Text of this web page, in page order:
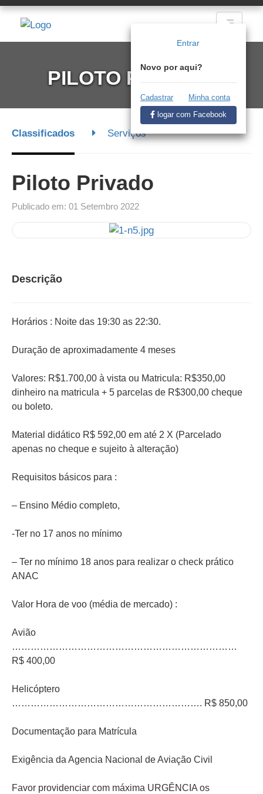
Entrar
Novo por aqui?
Cadastrar
Minha conta
logar com Facebook
PILOTO PRIVADO
Classificados Serviços
Piloto Privado
Publicado em: 01 Setembro 2022
Descrição
Horários : Noite das 19:30 as 22:30.
Duração de aproximadamente 4 meses
Valores: R$1.700,00 à vista ou Matricula: R$350,00
dinheiro na matricula + 5 parcelas de R$300,00 cheque
ou boleto.
Material didático R$ 592,00 em até 2 X (Parcelado
apenas no cheque e sujeito à alteração)
Requisitos básicos para :
– Ensino Médio completo,
-Ter no 17 anos no mínimo
– Ter no mínimo 18 anos para realizar o check prático
ANAC
Valor Hora de voo (média de mercado) :
Avião
………………………………………………………………
R$ 400,00
Helicóptero
……………………………………………………. R$ 850,00
Documentação para Matrícula
Exigência da Agencia Nacional de Aviação Civil
Favor providenciar com máxima URGÊNCIA os